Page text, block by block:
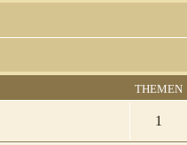
THEMEN
1